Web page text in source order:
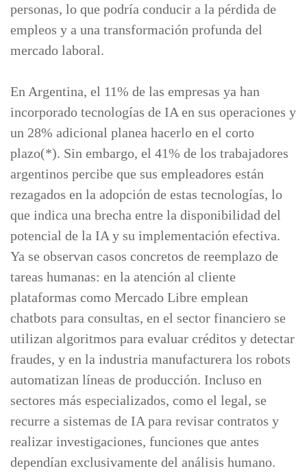
personas, lo que podría conducir a la pérdida de
empleos y a una transformación profunda del
mercado laboral.
En Argentina, el 11% de las empresas ya han
incorporado tecnologías de IA en sus operaciones y
un 28% adicional planea hacerlo en el corto
plazo(*). Sin embargo, el 41% de los trabajadores
argentinos percibe que sus empleadores están
rezagados en la adopción de estas tecnologías, lo
que indica una brecha entre la disponibilidad del
potencial de la IA y su implementación efectiva.
Ya se observan casos concretos de reemplazo de
tareas humanas: en la atención al cliente
plataformas como Mercado Libre emplean
chatbots para consultas, en el sector financiero se
utilizan algoritmos para evaluar créditos y detectar
fraudes, y en la industria manufacturera los robots
automatizan líneas de producción. Incluso en
sectores más especializados, como el legal, se
recurre a sistemas de IA para revisar contratos y
realizar investigaciones, funciones que antes
dependían exclusivamente del análisis humano.